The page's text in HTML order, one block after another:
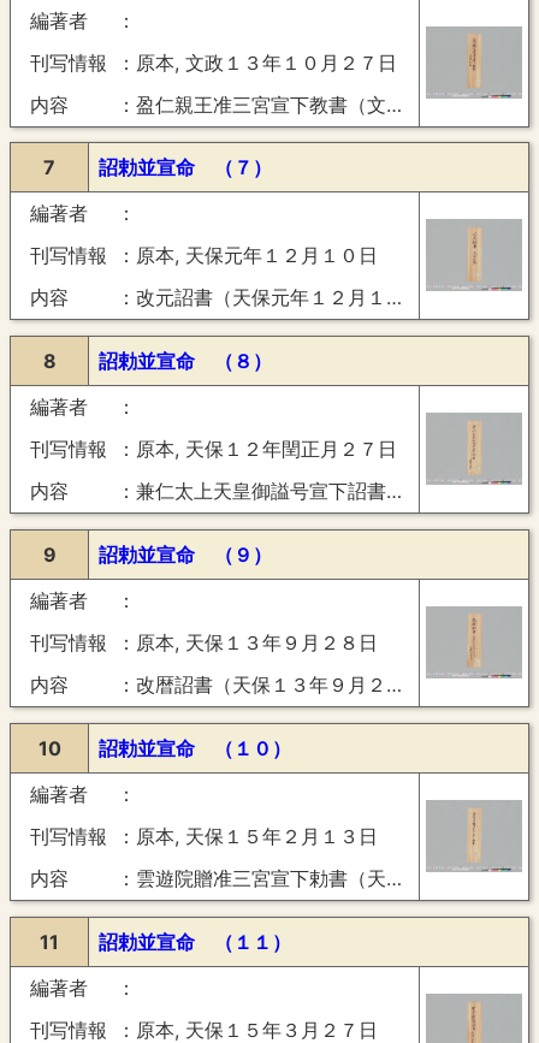
編著者
刊写情報
原本, 文政１３年１０月２７日
内容
盈仁親王准三宮宣下教書（文政１３年１０月２７日）
7
詔勅並宣命 （７）
編著者
刊写情報
原本, 天保元年１２月１０日
内容
改元詔書（天保元年１２月１０日）
8
詔勅並宣命 （８）
編著者
刊写情報
原本, 天保１２年閏正月２７日
内容
兼仁太上天皇御謚号宣下詔書（天保１２年閏正月２７日）
9
詔勅並宣命 （９）
編著者
刊写情報
原本, 天保１３年９月２８日
内容
改暦詔書（天保１３年９月２８日）
10
詔勅並宣命 （１０）
編著者
刊写情報
原本, 天保１５年２月１３日
内容
雲遊院贈准三宮宣下勅書（天保１５年２月１３日）
11
詔勅並宣命 （１１）
編著者
刊写情報
原本, 天保１５年３月２７日